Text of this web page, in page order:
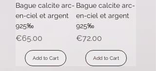
Bague calcite arc-
en-ciel et argent
925‰
Price
€65.00
Add to Cart
Bague calcite arc-
en-ciel et argent
925‰
Price
€72.00
Add to Cart